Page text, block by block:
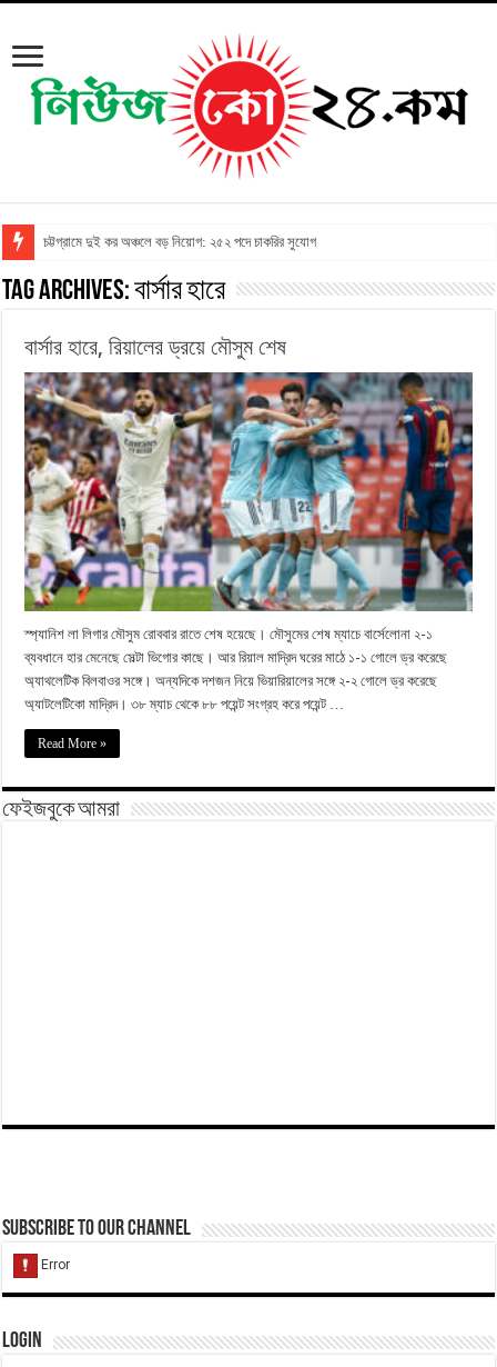
চট্টগ্রামে দুই কর অঞ্চলে বড় নিয়োগ: ২৫২ পদে চাকরির সুযোগ
Tag Archives:বার্সার হারে
বার্সার হারে, রিয়ালের ড্রয়ে মৌসুম শেষ
স্প্যানিশ লা লিগার মৌসুম রোববার রাতে শেষ হয়েছে। মৌসুমের শেষ ম্যাচে বার্সেলোনা ২-১
ব্যবধানে হার মেনেছে সেল্টা ভিগোর কাছে। আর রিয়াল মাদ্রিদ ঘরের মাঠে ১-১ গোলে ড্র করেছে
অ্যাথলেটিক বিলবাওর সঙ্গে। অন্যদিকে দশজন নিয়ে ভিয়ারিয়ালের সঙ্গে ২-২ গোলে ড্র করেছে
অ্যাটলেটিকো মাদ্রিদ। ৩৮ ম্যাচ থেকে ৮৮ পয়েন্ট সংগ্রহ করে পয়েন্ট …
Read More »
ফেইজবুকে আমরা
Subscribe to our Channel
Login